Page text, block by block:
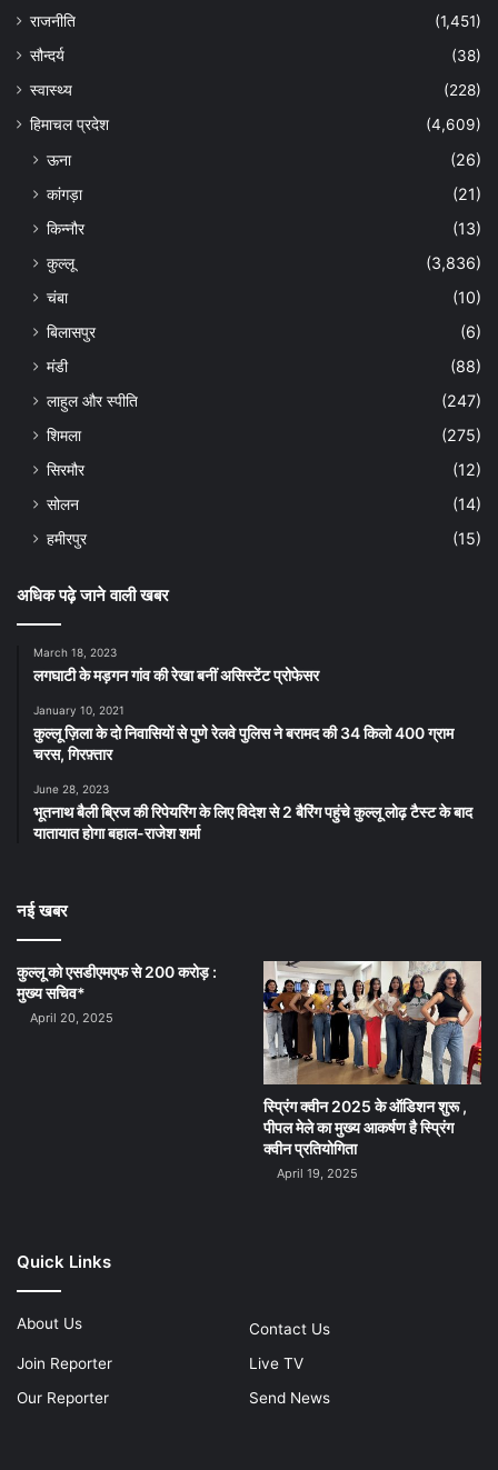
राजनीति
(1,451)
सौन्दर्य
(38)
स्वास्थ्य
(228)
हिमाचल प्रदेश
(4,609)
ऊना
(26)
कांगड़ा
(21)
किन्नौर
(13)
कुल्लू
(3,836)
चंबा
(10)
बिलासपुर
(6)
मंडी
(88)
लाहुल और स्पीति
(247)
शिमला
(275)
सिरमौर
(12)
सोलन
(14)
हमीरपुर
(15)
अधिक पढ़े जाने वाली खबर
March 18, 2023
लगघाटी के मड़गन गांव की रेखा बनीं असिस्टेंट प्रोफेसर
January 10, 2021
कुल्लू ज़िला के दो निवासियों से पुणे रेलवे पुलिस ने बरामद की 34 किलो 400 ग्राम
चरस, गिरफ़्तार
June 28, 2023
भूतनाथ बैली ब्रिज की रिपेयरिंग के लिए विदेश से 2 बैरिंग पहुंचे कुल्लू लोढ़ टैस्ट के बाद
यातायात होगा बहाल-राजेश शर्मा
नई खबर
कुल्लू को एसडीएमएफ से 200 करोड़ :
मुख्य सचिव*
April 20, 2025
स्प्रिंग क्वीन 2025 के ऑडिशन शुरू ,
पीपल मेले का मुख्य आकर्षण है स्प्रिंग
क्वीन प्रतियोगिता
April 19, 2025
Quick Links
About Us
Contact Us
Join Reporter
Live TV
Our Reporter
Send News